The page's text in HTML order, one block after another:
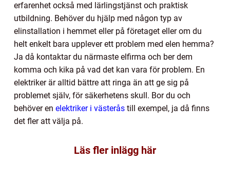
erfarenhet också med lärlingstjänst och praktisk
utbildning. Behöver du hjälp med någon typ av
elinstallation i hemmet eller på företaget eller om du
helt enkelt bara upplever ett problem med elen hemma?
Ja då kontaktar du närmaste elfirma och ber dem
komma och kika på vad det kan vara för problem. En
elektriker är alltid bättre att ringa än att ge sig på
problemet själv, för säkerhetens skull. Bor du och
behöver en elektriker i västerås till exempel, ja då finns
det fler att välja på.
Läs fler inlägg här